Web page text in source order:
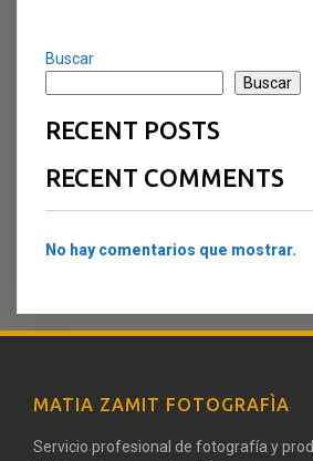
Buscar
Buscar
RECENT POSTS
RECENT COMMENTS
No hay comentarios que mostrar.
MATIA ZAMIT FOTOGRAFÌA
Servicio profesional de fotografía y